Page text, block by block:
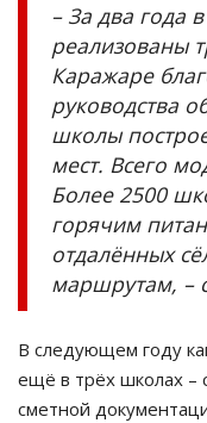
– За два года
реализованы
Каражаре
руководства
школы
мест. Всего
Более 2500
горячим
отдалённых
маршрутам, –
В следующем году
ещё в трёх школах –
сметной